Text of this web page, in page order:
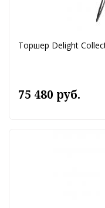
Торшер Delight
75 480 руб.